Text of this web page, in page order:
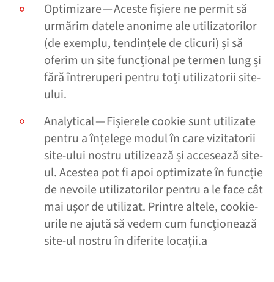
Optimizare — Aceste fișiere ne permit să
urmărim datele anonime ale utilizatorilor
(de exemplu, tendințele de clicuri) și să
oferim un site funcțional pe termen lung și
fără întreruperi pentru toți utilizatorii site-
ului.
Analytical — Fișierele cookie sunt utilizate
pentru a înțelege modul în care vizitatorii
site-ului nostru utilizează și accesează site-
ul. Acestea pot fi apoi optimizate în funcție
de nevoile utilizatorilor pentru a le face cât
mai ușor de utilizat. Printre altele, cookie-
urile ne ajută să vedem cum funcționează
site-ul nostru în diferite locații.a